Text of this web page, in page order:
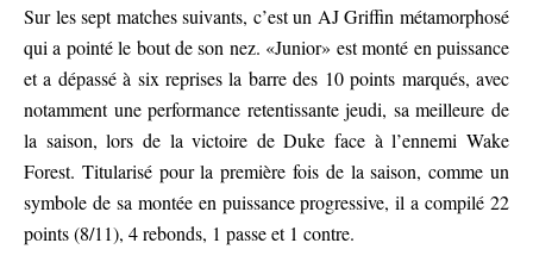
Sur les sept matches suivants, c’est un AJ Griffin métamorphosé
qui a pointé le bout de son nez. «Junior» est monté en puissance
et a dépassé à six reprises la barre des 10 points marqués, avec
notamment une performance retentissante jeudi, sa meilleure de
la saison, lors de la victoire de Duke face à l’ennemi Wake
Forest. Titularisé pour la première fois de la saison, comme un
symbole de sa montée en puissance progressive, il a compilé 22
points (8/11), 4 rebonds, 1 passe et 1 contre.